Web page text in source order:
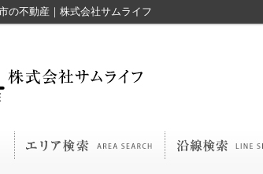
の不動産｜株式会社サムライフ